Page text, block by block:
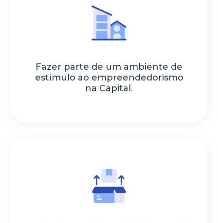
Fazer parte de um ambiente de
estímulo ao empreendedorismo
na Capital.